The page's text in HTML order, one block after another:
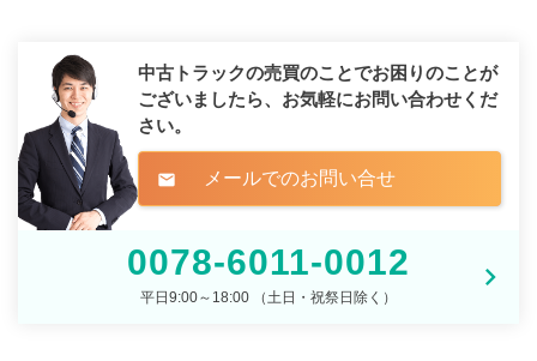
中古トラックの売買のことでお困りのことが
ございましたら、 お気軽にお問い合わせくだ
さい。
mail メールでのお問い合せ
0078-6011-0012
平日9:00～18:00 （土日・祝祭日除く）